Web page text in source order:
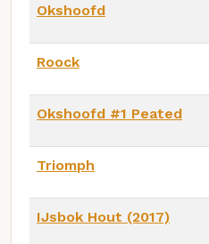
Okshoofd
Roock
Okshoofd #1 Peated
Triomph
IJsbok Hout (2017)